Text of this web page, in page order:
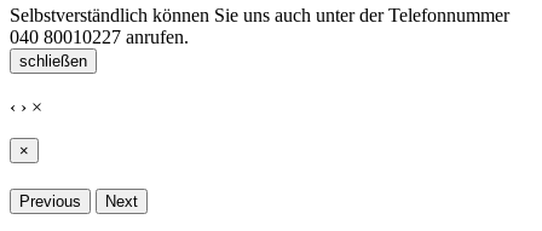
Selbstverständlich können Sie uns auch unter der Telefonnummer
040 80010227 anrufen.
schließen
‹ › ×
×
Previous Next